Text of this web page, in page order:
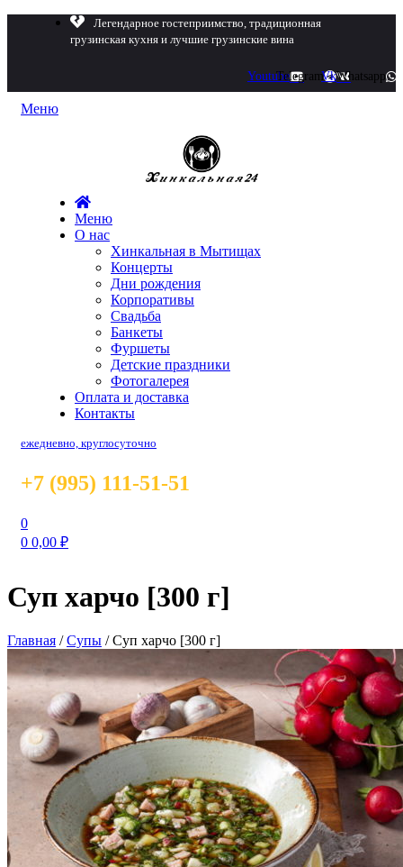
Легендарное гостеприимство, традиционная
грузинская кухня и лучшие грузинские вина
YoutubeTelegramVkWhatsapp
Меню
Меню
О нас
Хинкальная в Мытищах
Концерты
Дни рождения
Корпоративы
Свадьба
Банкеты
Фуршеты
Детские праздники
Фотогалерея
Оплата и доставка
Контакты
ежедневно, круглосуточно
+7 (995) 111-51-51
0
0 0,00 ₽
Суп харчо [300 г]
Главная /Супы /Суп харчо [300 г]